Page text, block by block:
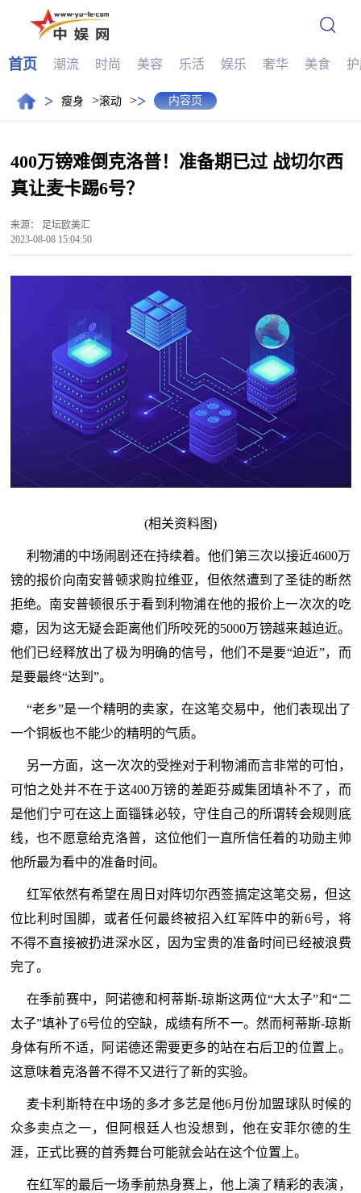
首页 潮流 时尚 美容 乐活 娱乐 奢华 美食
> 瘦身 >滚动 >> 内容页
400万镑难倒克洛普！准备期已过 战切尔西
真让麦卡踢6号？
来源：
足坛欧美汇
2023-08-08 15:04:50
(相关资料图)
利物浦的中场闹剧还在持续着。他们第三次以接近4600万
镑的报价向南安普顿求购拉维亚，但依然遭到了圣徒的断然
拒绝。南安普顿很乐于看到利物浦在他的报价上一次次的吃
瘪，因为这无疑会距离他们所咬死的5000万镑越来越迫近。
他们已经释放出了极为明确的信号，他们不是要“迫近”，而
是要最终“达到”。
“老乡”是一个精明的卖家，在这笔交易中，他们表现出了
一个铜板也不能少的精明的气质。
另一方面，这一次次的受挫对于利物浦而言非常的可怕，
可怕之处并不在于这400万镑的差距芬威集团填补不了，而
是他们宁可在这上面锱铢必较，守住自己的所谓转会规则底
线，也不愿意给克洛普，这位他们一直所信任着的功勋主帅
他所最为看中的准备时间。
红军依然有希望在周日对阵切尔西签搞定这笔交易，但这
位比利时国脚，或者任何最终被招入红军阵中的新6号，将
不得不直接被扔进深水区，因为宝贵的准备时间已经被浪费
完了。
在季前赛中，阿诺德和柯蒂斯-琼斯这两位“大太子”和“二
太子”填补了6号位的空缺，成绩有所不一。然而柯蒂斯-琼斯
身体有所不适，阿诺德还需要更多的站在右后卫的位置上。
这意味着克洛普不得不又进行了新的实验。
麦卡利斯特在中场的多才多艺是他6月份加盟球队时候的
众多卖点之一，但阿根廷人也没想到，他在安菲尔德的生
涯，正式比赛的首秀舞台可能就会站在这个位置上。
在红军的最后一场季前热身赛上，他上演了精彩的表演，